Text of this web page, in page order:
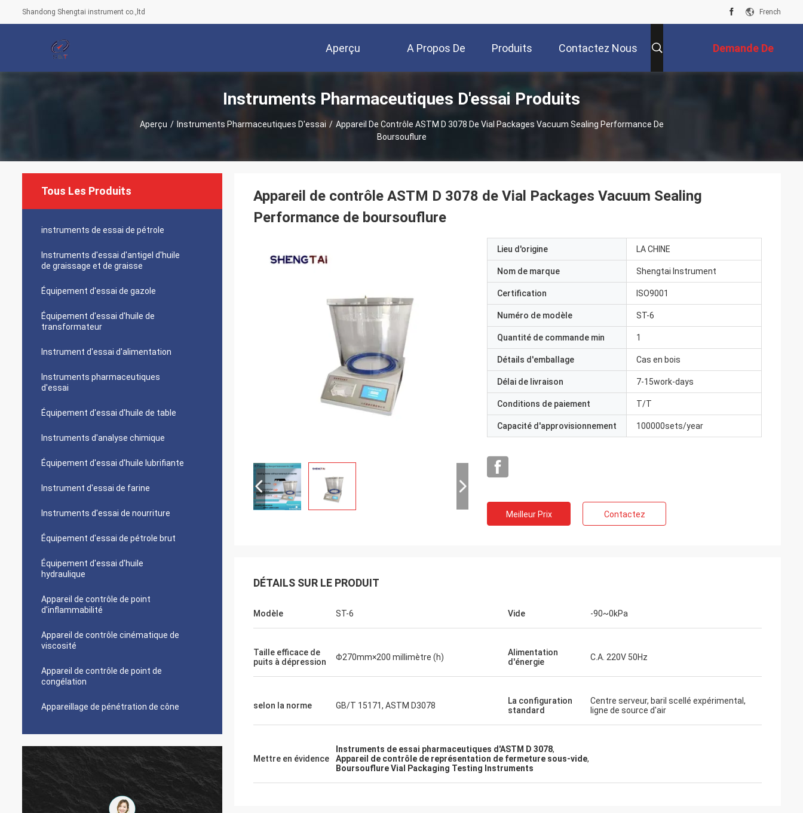
Shandong Shengtai instrument co.,ltd French
Aperçu A Propos De
Nous
Produits Contactez Nous Demande De
Soumission
Instruments Pharmaceutiques D'essai Produits
Aperçu / Instruments Pharmaceutiques D'essai / Appareil De Contrôle ASTM D 3078 De Vial Packages Vacuum Sealing Performance De
Boursouflure
Tous Les Produits
instruments de essai de pétrole
Instruments d'essai d'antigel d'huile
de graissage et de graisse
Équipement d'essai de gazole
Équipement d'essai d'huile de
transformateur
Instrument d'essai d'alimentation
Instruments pharmaceutiques
d'essai
Équipement d'essai d'huile de table
Instruments d'analyse chimique
Équipement d'essai d'huile lubrifiante
Instrument d'essai de farine
Instruments d'essai de nourriture
Équipement d'essai de pétrole brut
Équipement d'essai d'huile
hydraulique
Appareil de contrôle de point
d'inflammabilité
Appareil de contrôle cinématique de
viscosité
Appareil de contrôle de point de
congélation
Appareillage de pénétration de cône
Appareil de contrôle ASTM D 3078 de Vial Packages Vacuum Sealing
Performance de boursouflure
Lieu d'origine LA CHINE
Nom de marque Shengtai Instrument
Certification ISO9001
Numéro de modèle ST-6
Quantité de commande min 1
Détails d'emballage Cas en bois
Délai de livraison 7-15work-days
Conditions de paiement T/T
Capacité d'approvisionnement 100000sets/year
Meilleur Prix Contactez
DÉTAILS SUR LE PRODUIT
Modèle ST-6 Vide -90~0kPa
Taille efficace de
puits à dépression
Φ270mm×200 millimètre (h)
Alimentation
d'énergie
C.A. 220V 50Hz
selon la norme GB/T 15171, ASTM D3078
La configuration
standard
Centre serveur, baril scellé expérimental,
ligne de source d'air
Mettre en évidence
Instruments de essai pharmaceutiques d'ASTM D 3078,
Appareil de contrôle de représentation de fermeture sous-vide,
Boursouflure Vial Packaging Testing Instruments